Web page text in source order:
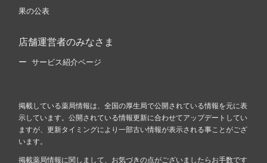
果の公表
店舗運営者のみなさま
サービス紹介ページ
掲載している薬局情報は、全国の厚生局で公開されている情報を元に表
示しています。公開されている情報更新に合わせてアップデートしてい
ますが、更新タイミングにより一部古い情報が表示される事ことがござ
います。
掲載薬局情報に関しまして、お気づきの点がございましたらお手数です